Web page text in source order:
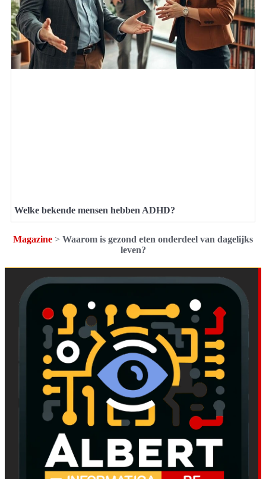
Welke bekende mensen hebben ADHD?
Magazine > Waarom is gezond eten onderdeel van dagelijks
leven?